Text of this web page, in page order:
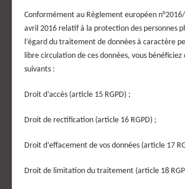
Conformément au Règlement européen
avril 2016 relatif à la protection des personnes
l’égard du traitement de données à caractère
libre circulation de ces données, vous bénéficiez
suivants :
Droit d’accès (article 15 RGPD) ;
Droit de rectification (article 16 RGPD) ;
Droit d’effacement de vos données (article 17
Droit de limitation du traitement (article 18